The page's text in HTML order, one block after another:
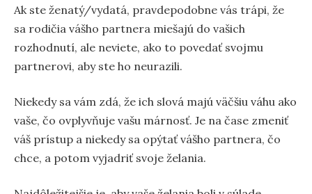
Ak ste ženatý/vydatá, pravdepodobne vás trápi, že
sa rodičia vášho partnera miešajú do vašich
rozhodnutí, ale neviete, ako to povedať svojmu
partnerovi, aby ste ho neurazili.
Niekedy sa vám zdá, že ich slová majú väčšiu váhu ako
vaše, čo ovplyvňuje vašu márnosť. Je na čase zmeniť
váš prístup a niekedy sa opýtať vášho partnera, čo
chce, a potom vyjadriť svoje želania.